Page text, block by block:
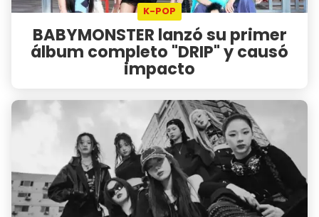
K-POP
BABYMONSTER lanzó su primer
álbum completo "DRIP" y causó
impacto